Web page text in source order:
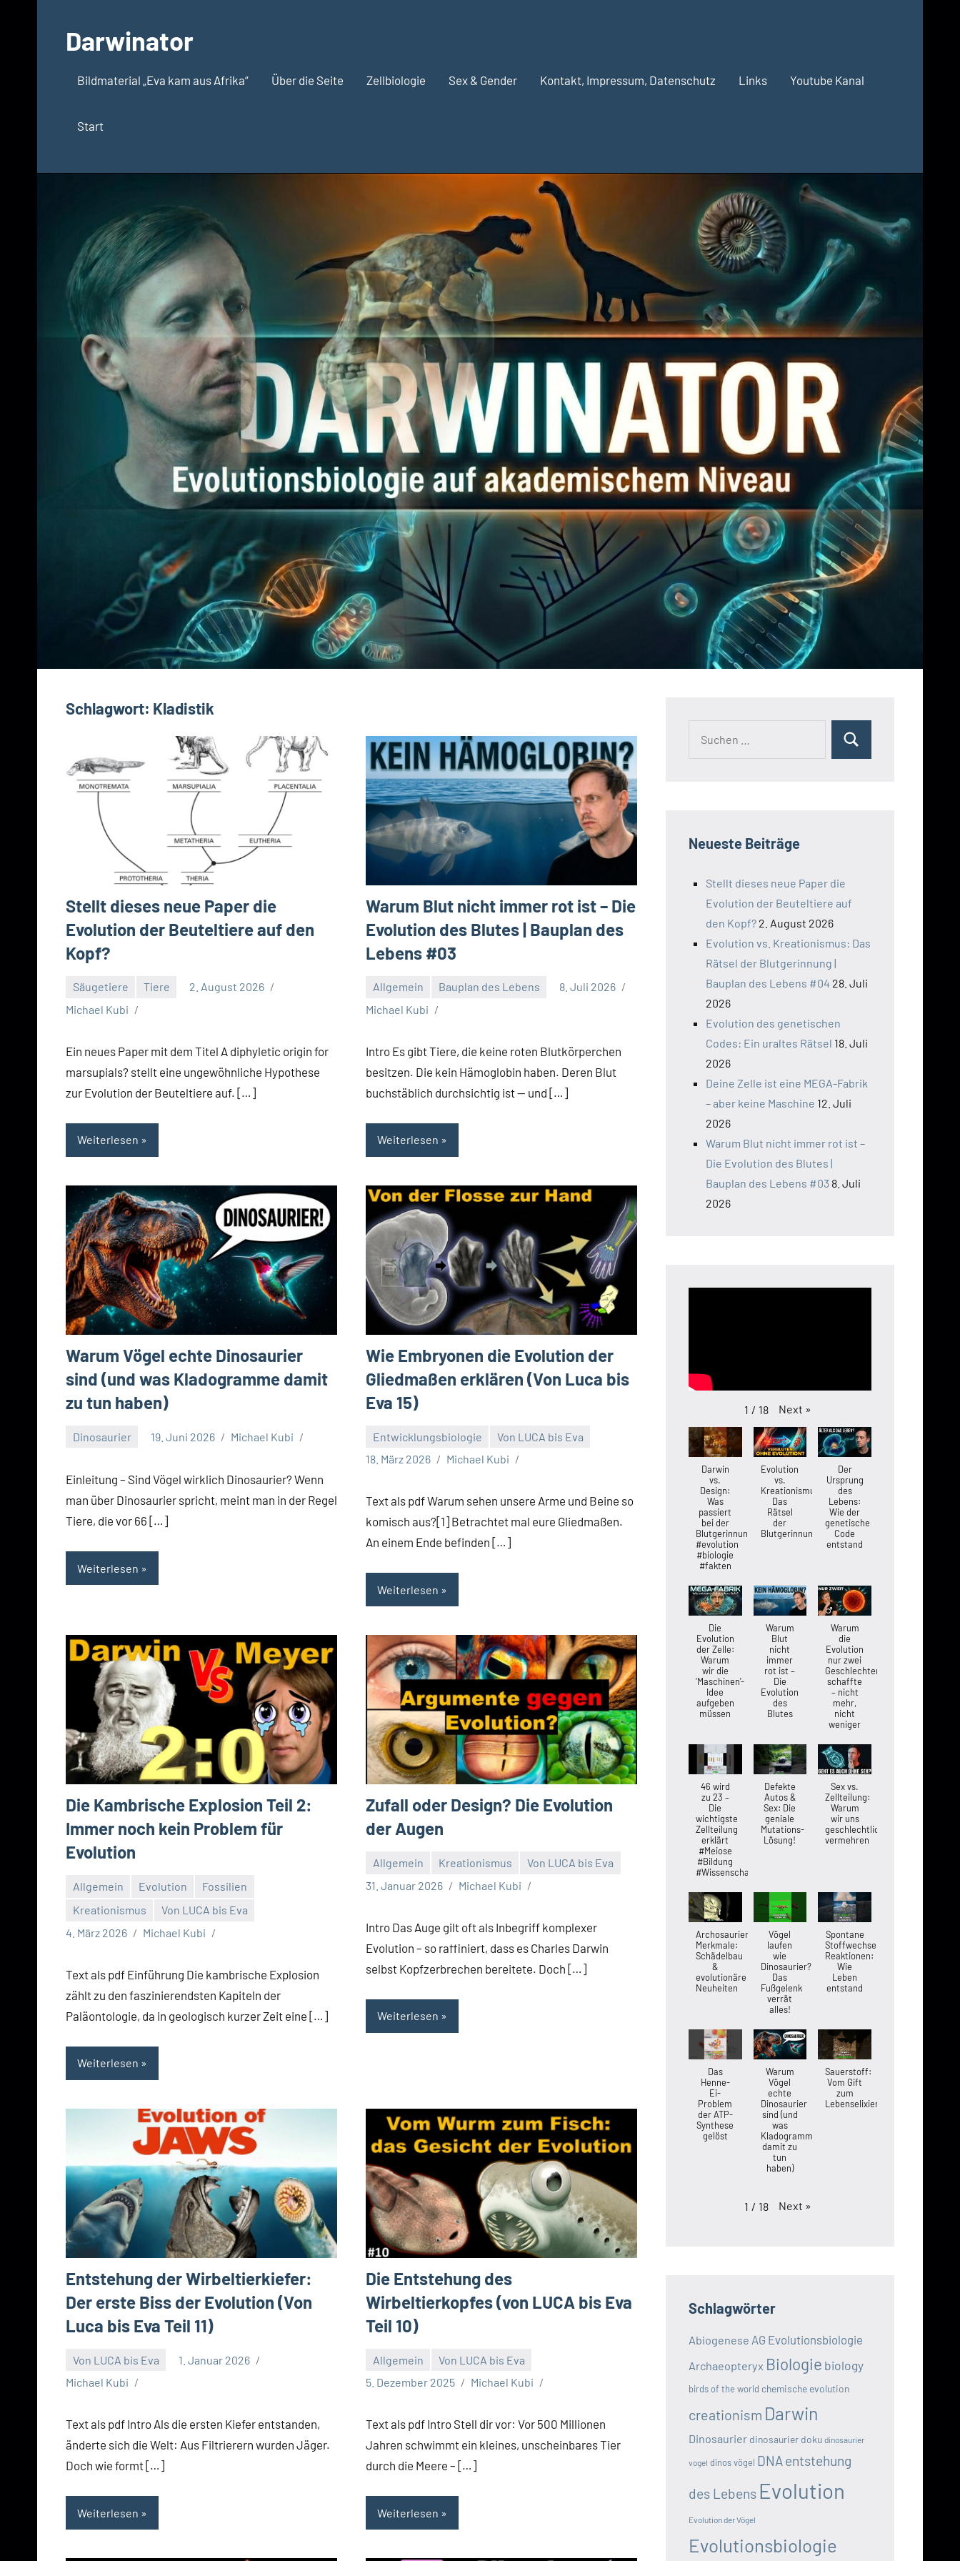
springenDarwinator
Evolutionsbiologie
Bildmaterial „Eva kam aus Afrika“ Über die Seite Zellbiologie Sex & Gender Kontakt, Impressum, Datenschutz Links Youtube Kanal
Start
Schlagwort: Kladistik
Stellt dieses neue Paper die
Evolution der Beuteltiere auf den
Kopf?
Säugetiere Tiere
2. August 2026
Michael Kubi
Ein neues Paper mit dem Titel A diphyletic origin for
marsupials? stellt eine ungewöhnliche Hypothese
zur Evolution der Beuteltiere auf. […]
Weiterlesen
Warum Blut nicht immer rot ist – Die
Evolution des Blutes | Bauplan des
Lebens #03
Allgemein Bauplan des Lebens
8. Juli 2026
Michael Kubi
Intro Es gibt Tiere, die keine roten Blutkörperchen
besitzen. Die kein Hämoglobin haben. Deren Blut
buchstäblich durchsichtig ist — und […]
Weiterlesen
Warum Vögel echte Dinosaurier
sind (und was Kladogramme damit
zu tun haben)
Dinosaurier 19. Juni 2026 Michael Kubi
Einleitung – Sind Vögel wirklich Dinosaurier? Wenn
man über Dinosaurier spricht, meint man in der Regel
Tiere, die vor 66 […]
Weiterlesen
Wie Embryonen die Evolution der
Gliedmaßen erklären (Von Luca bis
Eva 15)
Entwicklungsbiologie
Von LUCA bis Eva
18. März 2026
Michael Kubi
Text als pdf Warum sehen unsere Arme und Beine so
komisch aus?[1] Betrachtet mal eure Gliedmaßen.
An einem Ende befinden […]
Weiterlesen
Die Kambrische Explosion Teil 2:
Immer noch kein Problem für
Evolution
Allgemein Evolution
Fossilien
Kreationismus
Von LUCA bis Eva
4. März 2026
Michael Kubi
Text als pdf Einführung Die kambrische Explosion
zählt zu den faszinierendsten Kapiteln der
Paläontologie, da in geologisch kurzer Zeit eine […]
Weiterlesen
Zufall oder Design? Die Evolution
der Augen
Allgemein Kreationismus
Von LUCA bis Eva
31. Januar 2026
Michael Kubi
Intro Das Auge gilt oft als Inbegriff komplexer
Evolution – so raffiniert, dass es Charles Darwin
selbst Kopfzerbrechen bereitete. Doch […]
Weiterlesen
Entstehung der Wirbeltierkiefer:
Der erste Biss der Evolution (Von
Luca bis Eva Teil 11)
Von LUCA bis Eva
1. Januar 2026
Michael Kubi
Text als pdf Intro Als die ersten Kiefer entstanden,
änderte sich die Welt: Aus Filtrierern wurden Jäger.
Doch wie formt […]
Weiterlesen
Die Entstehung des
Wirbeltierkopfes (von LUCA bis Eva
Teil 10)
Allgemein
Von LUCA bis Eva
5. Dezember 2025
Michael Kubi
Text als pdf Intro Stell dir vor: Vor 500 Millionen
Jahren schwimmt ein kleines, unscheinbares Tier
durch die Meere – […]
Weiterlesen
Suchen
Neueste Beiträge
Stellt dieses neue Paper die
Evolution der Beuteltiere auf
den Kopf? 2. August 2026
Evolution vs. Kreationismus: Das
Rätsel der Blutgerinnung |
Bauplan des Lebens #04 28. Juli
2026
Evolution des genetischen
Codes: Ein uraltes Rätsel 18. Juli
2026
Deine Zelle ist eine MEGA-Fabrik
– aber keine Maschine 12. Juli
2026
Warum Blut nicht immer rot ist –
Die Evolution des Blutes |
Bauplan des Lebens #03 8. Juli
2026
1 / 18 Next »
Darwin
vs.
Design:
Was
passiert
bei der
Blutgerinnung?
#evolution
#biologie
#fakten
Evolution
vs.
Kreationismus:
Das
Rätsel
der
Blutgerinnung
Der
Ursprung
des
Lebens:
Wie der
genetische
Code
entstand
Die
Evolution
der Zelle:
Warum
wir die
'Maschinen'-
Idee
aufgeben
müssen
Warum
Blut
nicht
immer
rot ist –
Die
Evolution
des
Blutes
Warum
die
Evolution
nur zwei
Geschlechter
schaffte
– nicht
mehr,
nicht
weniger
46 wird
zu 23 –
Die
wichtigste
Zellteilung
erklärt
#Meiose
#Bildung
#Wissenschaft
Defekte
Autos &
Sex: Die
geniale
Mutations-
Lösung!
Sex vs.
Zellteilung:
Warum
wir uns
geschlechtlich
vermehren
Archosaurier-
Merkmale:
Schädelbau
&
evolutionäre
Neuheiten
Vögel
laufen
wie
Dinosaurier?
Das
Fußgelenk
verrät
alles!
Spontane
Stoffwechsel-
Reaktionen:
Wie
Leben
entstand
Das
Henne-
Ei-
Problem
der ATP-
Synthese
gelöst
Warum
Vögel
echte
Dinosaurier
sind (und
was
Kladogramme
damit zu
tun
haben)
Sauerstoff:
Vom Gift
zum
Lebenselixier
1 / 18 Next »
Schlagwörter
Abiogenese AG Evolutionsbiologie
Archaeopteryx Biologie biology
birds of the world chemische evolution
creationism Darwin
Dinosaurier dinosaurier doku dinosaurier
vogel dinos vögel DNAentstehung
des Lebens Evolution
Evolution der Vögel
Evolutionsbiologie